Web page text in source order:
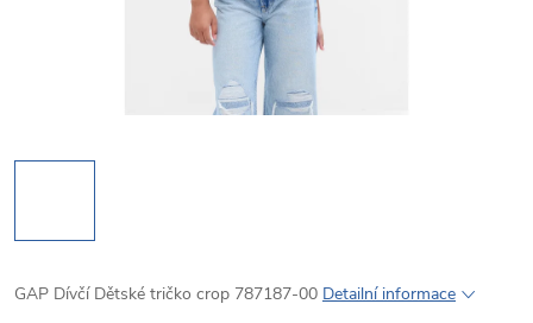
GAP Dívčí Dětské tričko crop 787187-00 Detailní informace